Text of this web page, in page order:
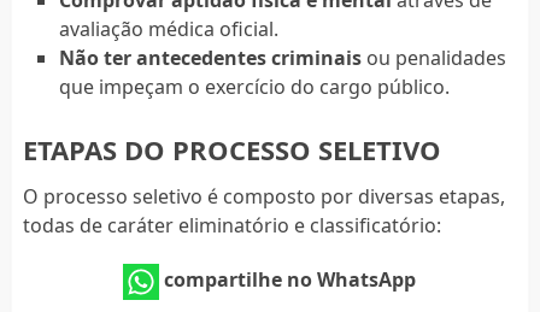
avaliação médica oficial.
Não ter antecedentes criminaisou penalidades
que impeçam o exercício do cargo público.
ETAPAS DO PROCESSO SELETIVO
O processo seletivo é composto por diversas etapas,
todas de caráter eliminatório e classificatório:
compartilhe no WhatsApp